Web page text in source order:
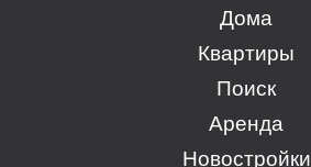
Дома
Квартиры
Поиск
Аренда
Новостройки